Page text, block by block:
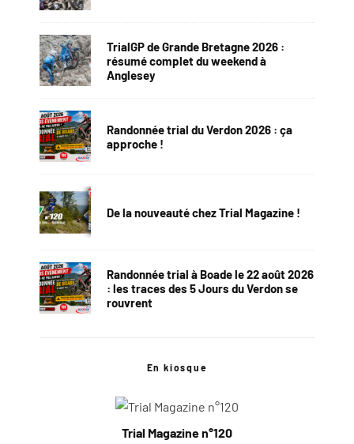
TrialGP de Grande Bretagne 2026 :
résumé complet du weekend à
Anglesey
Randonnée trial du Verdon 2026 : ça
approche !
De la nouveauté chez Trial Magazine !
Randonnée trial à Boade le 22 août 2026
: les traces des 5 Jours du Verdon se
rouvrent
En kiosque
Trial Magazine n°120